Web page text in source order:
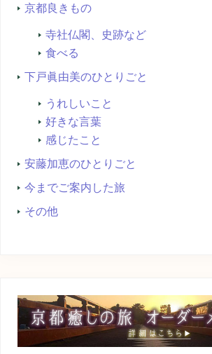
京都良きもの
寺社仏閣、史跡など
食べる
下戸眞由美のひとりごと
うれしいこと
好きな言葉
感じたこと
安藤加恵のひとりごと
今までご案内した旅
その他